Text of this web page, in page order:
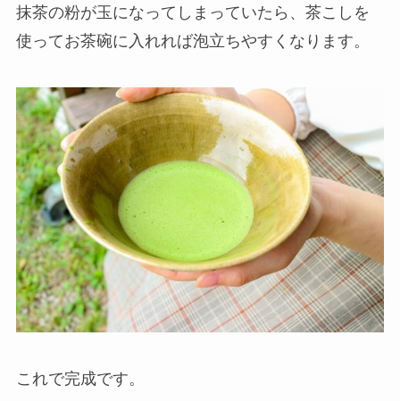
抹茶の粉が玉になってしまっていたら、茶こしを
使ってお茶碗に入れれば泡立ちやすくなります。
これで完成です。